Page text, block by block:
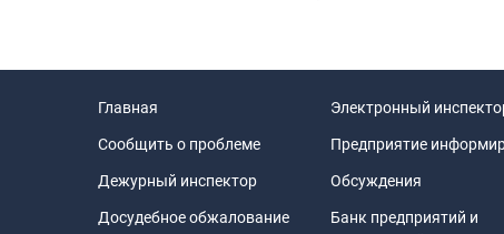
Главная
Сообщить о проблеме
Дежурный инспектор
Досудебное обжалование
Электронный
Предприятие
Обсуждения
Банк предприятий и